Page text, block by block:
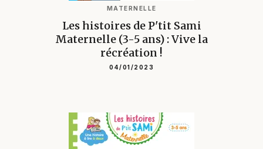
MATERNELLE
Les histoires de P'tit Sami
Maternelle (3-5 ans) : Vive la
récréation !
04/01/2023